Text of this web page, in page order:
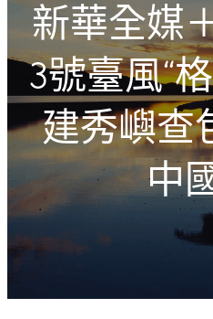
h
新華全媒
3號臺風“
建秀嶼查
中